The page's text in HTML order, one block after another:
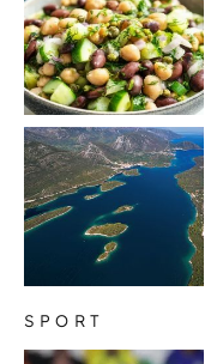
SPORT